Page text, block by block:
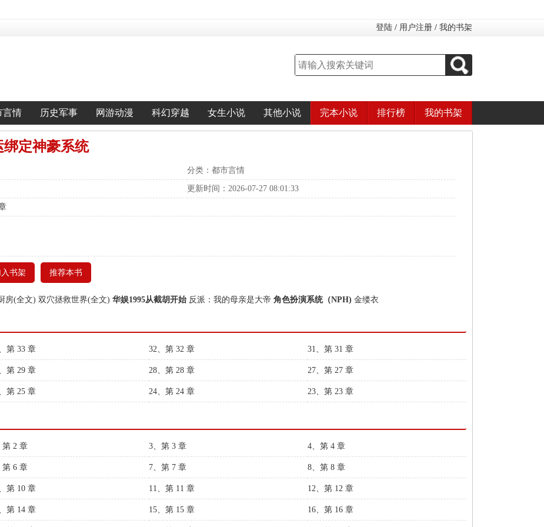
登陆 / 用户注册 / 我的书架
言情 历史军事 网游动漫 科幻穿越 女生小说 其他小说 完本小说 排行榜 我的书架
定神豪系统
分类：都市言情
更新时间：2026-07-27 08:01:33
入书架 推荐本书
房(全文) 双穴拯救世界(全文) 华娱1995从截胡开始 反派：我的母亲是大帝 角色扮演系统（NPH) 金缕衣
第 33 章 32、第 32 章 31、第 31 章
第 29 章 28、第 28 章 27、第 27 章
第 25 章 24、第 24 章 23、第 23 章
第 2 章 3、第 3 章 4、第 4 章
第 6 章 7、第 7 章 8、第 8 章
第 10 章 11、第 11 章 12、第 12 章
第 14 章 15、第 15 章 16、第 16 章